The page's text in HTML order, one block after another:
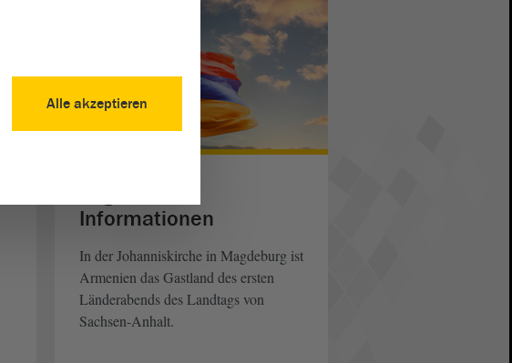
Informationen
In der Johanniskirche in Magdeburg ist
Armenien das Gastland des ersten
Länderabends des Landtags von
Sachsen-Anhalt.
Alle akzeptieren